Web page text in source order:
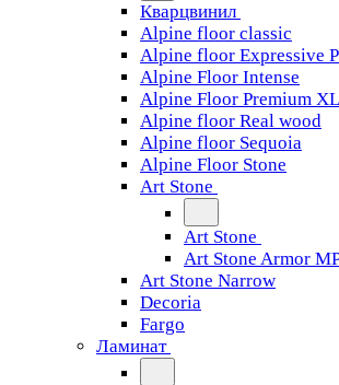
Кварцвинил
Alpine floor classic
Alpine floor Expressive
Alpine Floor Intense
Alpine Floor Premium XL
Alpine floor Real wood
Alpine floor Sequoia
Alpine Floor Stone
Art Stone
Art Stone
Art Stone Armor
Art Stone Narrow
Decoria
Fargo
Ламинат